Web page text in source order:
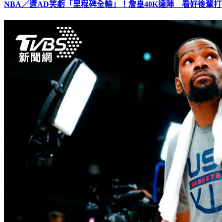
NBA／遭AD笑虧「里程碑全輸」！詹皇40K達陣 看好後輩